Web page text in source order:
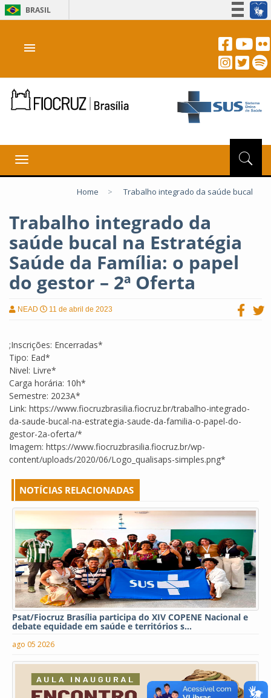
BRASIL
Acesso à informação
Canais
menu
Toggle
navigation
Home > Trabalho integrado da saúde bucal
Trabalho integrado da
saúde bucal na Estratégia
Saúde da Família: o papel
do gestor – 2ª Oferta
NEAD 11 de abril de 2023
;Inscrições: Encerradas*
Tipo: Ead*
Nivel: Livre*
Carga horária: 10h*
Semestre: 2023A*
Link: https://www.fiocruzbrasilia.fiocruz.br/trabalho-integrado-
da-saude-bucal-na-estrategia-saude-da-familia-o-papel-do-
gestor-2a-oferta/*
Imagem: https://www.fiocruzbrasilia.fiocruz.br/wp-
content/uploads/2020/06/Logo_qualisaps-simples.png*
NOTÍCIAS RELACIONADAS
Psat/Fiocruz Brasília participa do XIV COPENE Nacional e
debate equidade em saúde e territórios s...
ago 05 2026